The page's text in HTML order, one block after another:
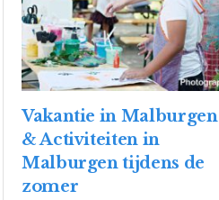
Vakantie in Malburgen
& Activiteiten in
Malburgen tijdens de
zomer